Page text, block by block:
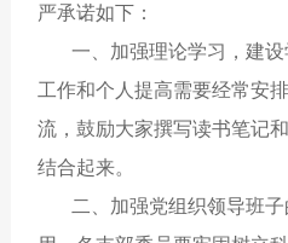
严承诺如下：
一、加强理论学习，建
工作和个人提高需要经常安
流，鼓励大家撰写读书笔记
结合起来。
二、加强党组织领导班